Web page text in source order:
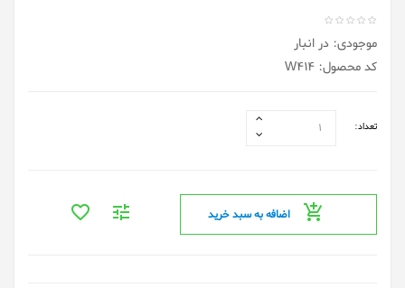
موجودی: در انبار
کد محصول: W414
تعداد:
اضافه به سبد خرید